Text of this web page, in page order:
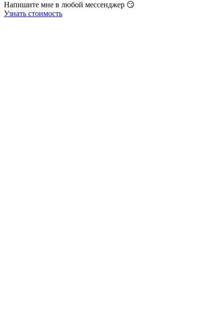
Напишите мне в любой мессенджер 😏
Узнать стоимость